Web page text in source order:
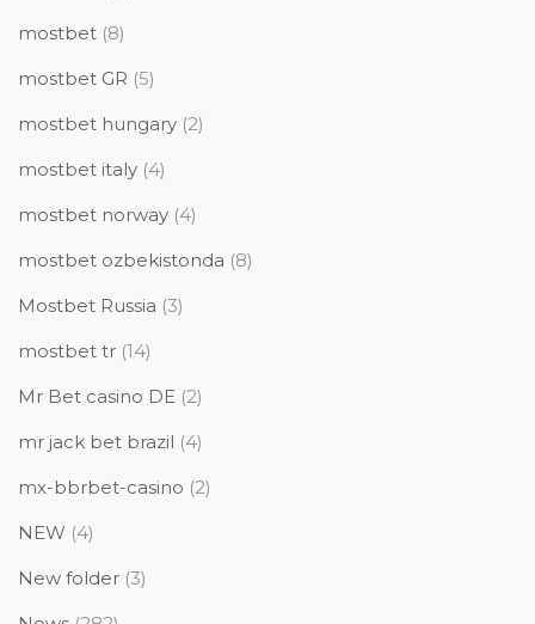
mostbet (8)
mostbet GR (5)
mostbet hungary (2)
mostbet italy (4)
mostbet norway (4)
mostbet ozbekistonda (8)
Mostbet Russia (3)
mostbet tr (14)
Mr Bet casino DE (2)
mr jack bet brazil (4)
mx-bbrbet-casino (2)
NEW (4)
New folder (3)